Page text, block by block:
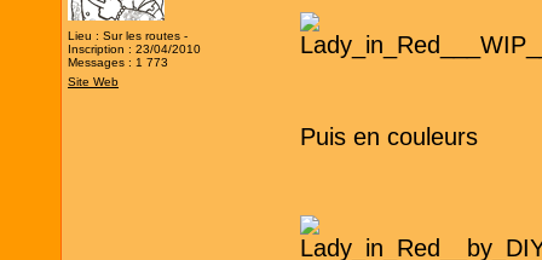
Lieu : Sur les routes -
Inscription : 23/04/2010
Messages : 1 773
Site Web
Puis en couleurs